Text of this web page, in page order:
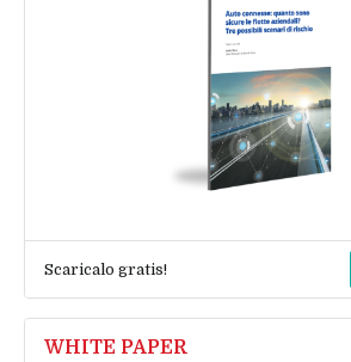
Scaricalo gratis!
WHITE PAPER